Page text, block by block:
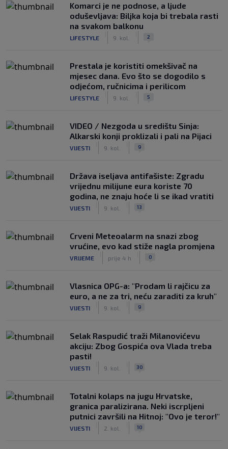
Komarci je ne podnose, a ljude
oduševljava: Biljka koja bi trebala rasti
na svakom balkonu
LIFESTYLE 9. kol. 2
Prestala je koristiti omekšivač na
mjesec dana. Evo što se dogodilo s
odjećom, ručnicima i perilicom
LIFESTYLE 9. kol. 5
VIDEO / Nezgoda u središtu Sinja:
Alkarski konji proklizali i pali na Pijaci
VIJESTI 9. kol. 9
Država iseljava antifašiste: Zgradu
vrijednu milijune eura koriste 70
godina, ne znaju hoće li se ikad vratiti
VIJESTI 9. kol. 13
Crveni Meteoalarm na snazi zbog
vrućine, evo kad stiže nagla promjena
VRIJEME prije 4 h 0
Vlasnica OPG-a: "Prodam li rajčicu za
euro, a ne za tri, neću zaraditi za kruh"
VIJESTI 9. kol. 9
Selak Raspudić traži Milanovićevu
akciju: Zbog Gospića ova Vlada treba
pasti!
VIJESTI 9. kol. 30
Totalni kolaps na jugu Hrvatske,
granica paralizirana. Neki iscrpljeni
putnici završili na Hitnoj: "Ovo je teror!"
VIJESTI 2. kol. 10